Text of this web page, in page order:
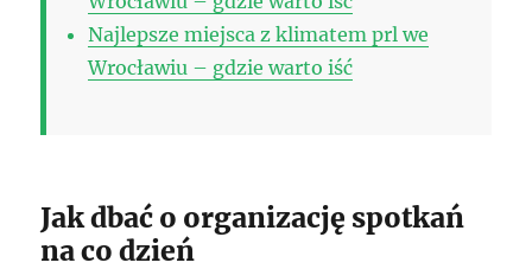
Najlepsze miejsca z klimatem prl we
Wrocławiu – gdzie warto iść
Jak dbać o organizację spotkań
na co dzień